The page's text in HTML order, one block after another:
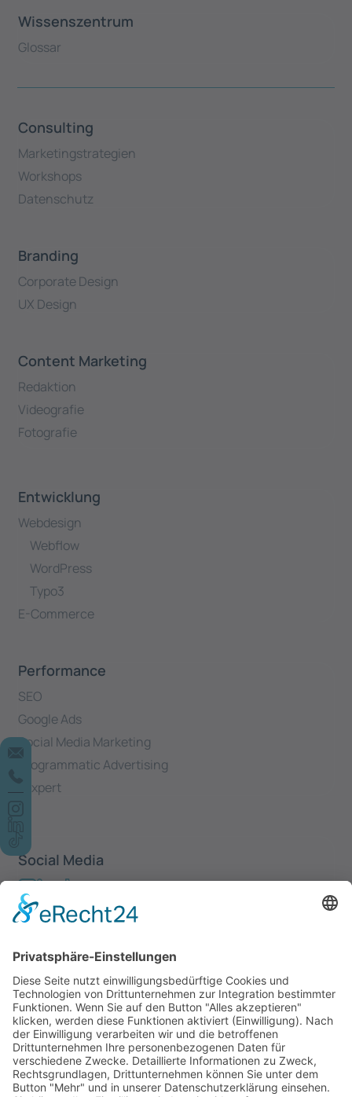
Wissenszentrum
Glossar
Consulting
Marketingstrategien
Workshops
Datenschutz
Branding
Corporate Design
UX Design
Content Marketing
Redaktion
Videografie
Fotografie
Entwicklung
Webdesign
Webflow
WordPress
Typo3
E-Commerce
Performance
SEO
Google Ads
Social Media Marketing
Programmatic Advertising
Yexpert
Social Media
Newsletter
Anmelden